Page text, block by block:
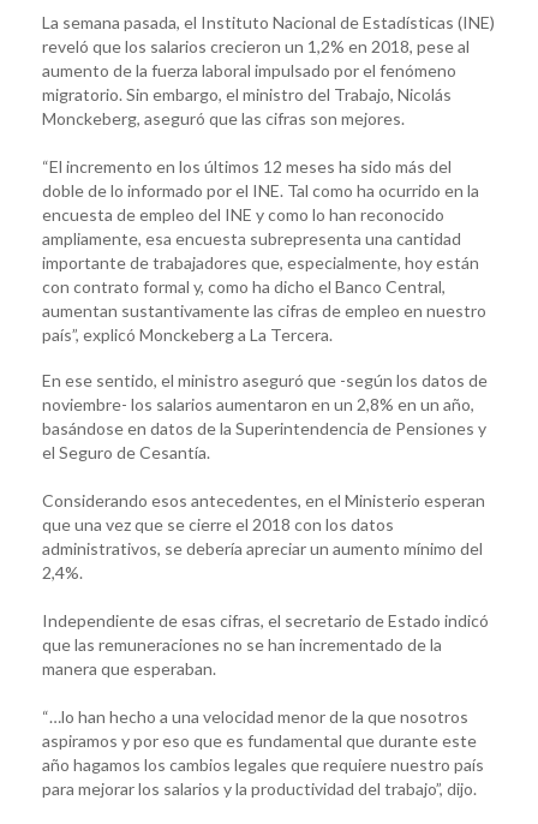
La semana pasada, el Instituto Nacional de Estadísticas (INE)
reveló que los salarios crecieron un 1,2% en 2018, pese al
aumento de la fuerza laboral impulsado por el fenómeno
migratorio. Sin embargo, el ministro del Trabajo, Nicolás
Monckeberg, aseguró que las cifras son mejores.
“El incremento en los últimos 12 meses ha sido más del
doble de lo informado por el INE. Tal como ha ocurrido en la
encuesta de empleo del INE y como lo han reconocido
ampliamente, esa encuesta subrepresenta una cantidad
importante de trabajadores que, especialmente, hoy están
con contrato formal y, como ha dicho el Banco Central,
aumentan sustantivamente las cifras de empleo en nuestro
país”, explicó Monckeberg a La Tercera.
En ese sentido, el ministro aseguró que -según los datos de
noviembre- los salarios aumentaron en un 2,8% en un año,
basándose en datos de la Superintendencia de Pensiones y
el Seguro de Cesantía.
Considerando esos antecedentes, en el Ministerio esperan
que una vez que se cierre el 2018 con los datos
administrativos, se debería apreciar un aumento mínimo del
2,4%.
Independiente de esas cifras, el secretario de Estado indicó
que las remuneraciones no se han incrementado de la
manera que esperaban.
“…lo han hecho a una velocidad menor de la que nosotros
aspiramos y por eso que es fundamental que durante este
año hagamos los cambios legales que requiere nuestro país
para mejorar los salarios y la productividad del trabajo”, dijo.